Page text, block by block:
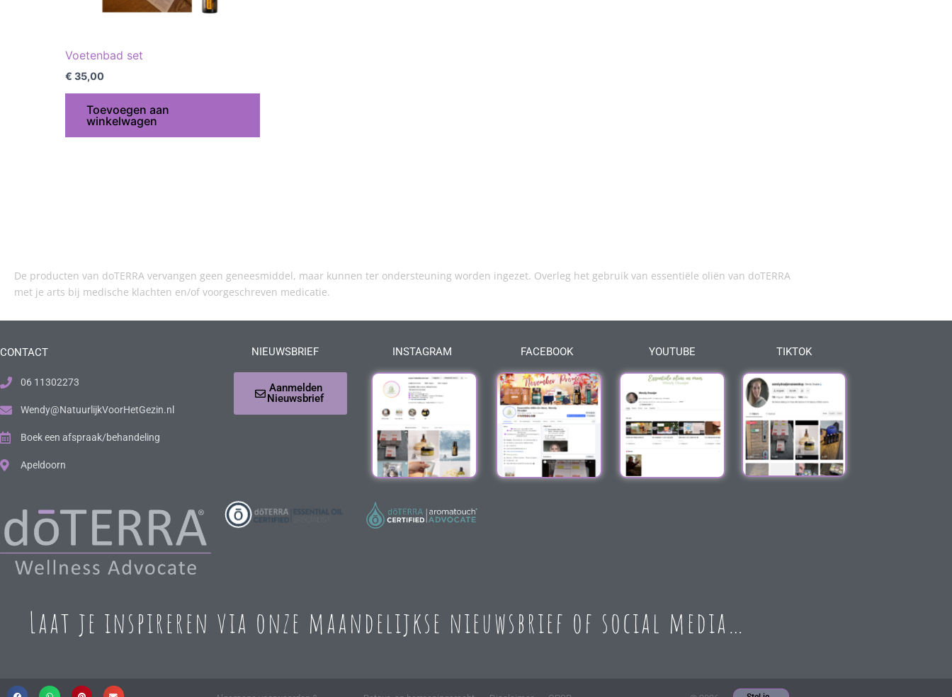
Voetenbad set
€ 35,00
Toevoegen aan
winkelwagen
De producten van doTERRA vervangen geen geneesmiddel, maar kunnen ter ondersteuning worden ingezet. Overleg het gebruik van essentiële oliën van doTERRA
met je arts bij medische klachten en/of voorgeschreven medicatie.
CONTACT
06 11302273
Wendy@NatuurlijkVoorHetGezin.nl
Boek een afspraak/behandeling
Apeldoorn
NIEUWSBRIEF
Aanmelden
Nieuwsbrief
INSTAGRAM FACEBOOK YOUTUBE TIKTOK
Laat je inspireren via onze maandelijkse nieuwsbrief of social media…